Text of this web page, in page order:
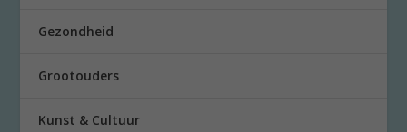
Gezondheid
Grootouders
Kunst & Cultuur